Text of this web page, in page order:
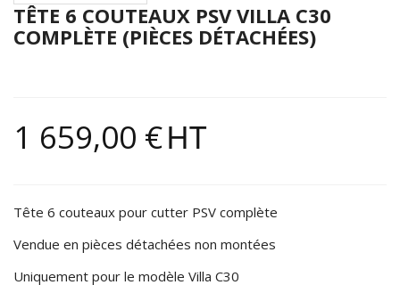
TÊTE 6 COUTEAUX PSV VILLA C30
COMPLÈTE (PIÈCES DÉTACHÉES)
1 659,00 €HT
Tête 6 couteaux pour cutter PSV complète
Vendue en pièces détachées non montées
Uniquement pour le modèle Villa C30